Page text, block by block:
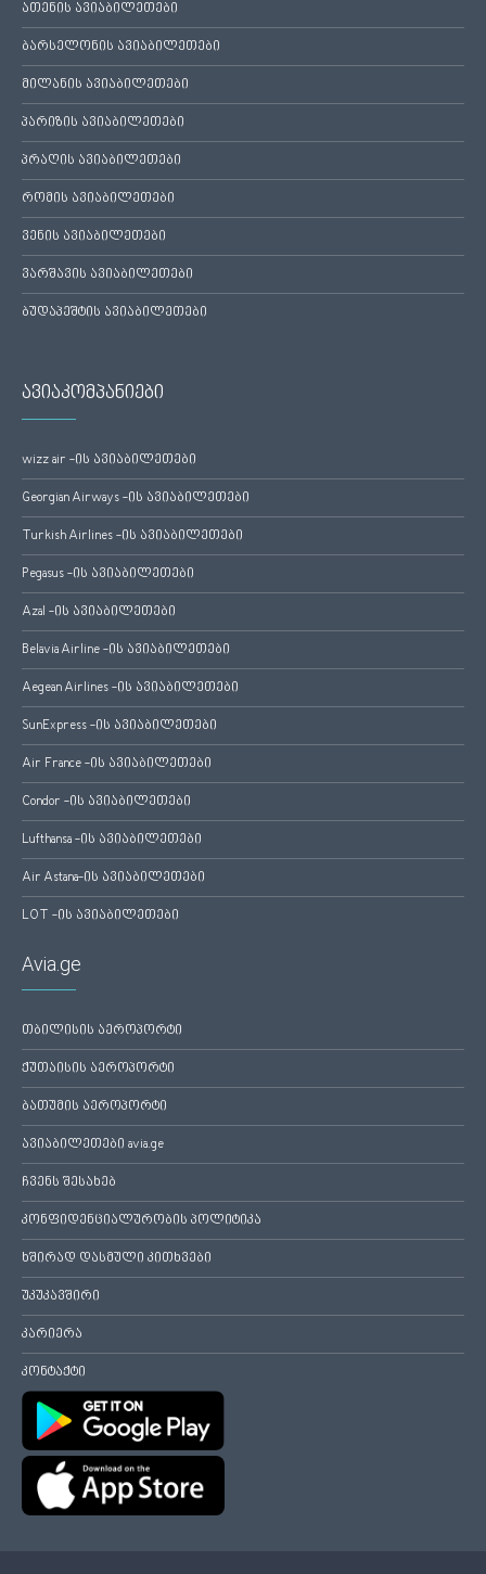
ათენის ავიაბილეთები
ბარსელონის ავიაბილეთები
მილანის ავიაბილეთები
პარიზის ავიაბილეთები
პრაღის ავიაბილეთები
რომის ავიაბილეთები
ვენის ავიაბილეთები
ვარშავის ავიაბილეთები
ბუდაპეშტის ავიაბილეთები
ავიაკომპანიები
wizz air -ის ავიაბილეთები
Georgian Airways -ის ავიაბილეთები
Turkish Airlines -ის ავიაბილეთები
Pegasus -ის ავიაბილეთები
Azal -ის ავიაბილეთები
Belavia Airline -ის ავიაბილეთები
Aegean Airlines -ის ავიაბილეთები
SunExpress -ის ავიაბილეთები
Air France -ის ავიაბილეთები
Condor -ის ავიაბილეთები
Lufthansa -ის ავიაბილეთები
Air Astana-ის ავიაბილეთები
LOT -ის ავიაბილეთები
Avia.ge
თბილისის აეროპორტი
ქუთაისის აეროპორტი
ბათუმის აეროპორტი
ავიაბილეთები avia.ge
ჩვენს შესახებ
კონფიდენციალურობის პოლიტიკა
ხშირად დასმული კითხვები
უკუკავშირი
კარიერა
კონტაქტი